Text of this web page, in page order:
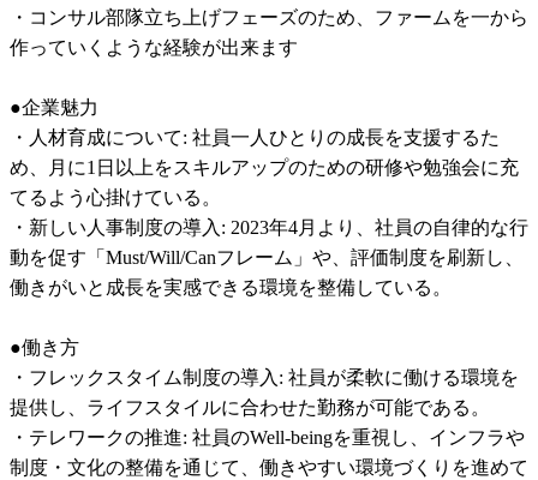
・コンサル部隊立ち上げフェーズのため、ファームを一から
作っていくような経験が出来ます
●企業魅力
・人材育成について: 社員一人ひとりの成長を支援するた
め、月に1日以上をスキルアップのための研修や勉強会に充
てるよう心掛けている。
・新しい人事制度の導入: 2023年4月より、社員の自律的な行
動を促す「Must/Will/Canフレーム」や、評価制度を刷新し、
働きがいと成長を実感できる環境を整備している。
●働き方
・フレックスタイム制度の導入: 社員が柔軟に働ける環境を
提供し、ライフスタイルに合わせた勤務が可能である。
・テレワークの推進: 社員のWell-beingを重視し、インフラや
制度・文化の整備を通じて、働きやすい環境づくりを進めて